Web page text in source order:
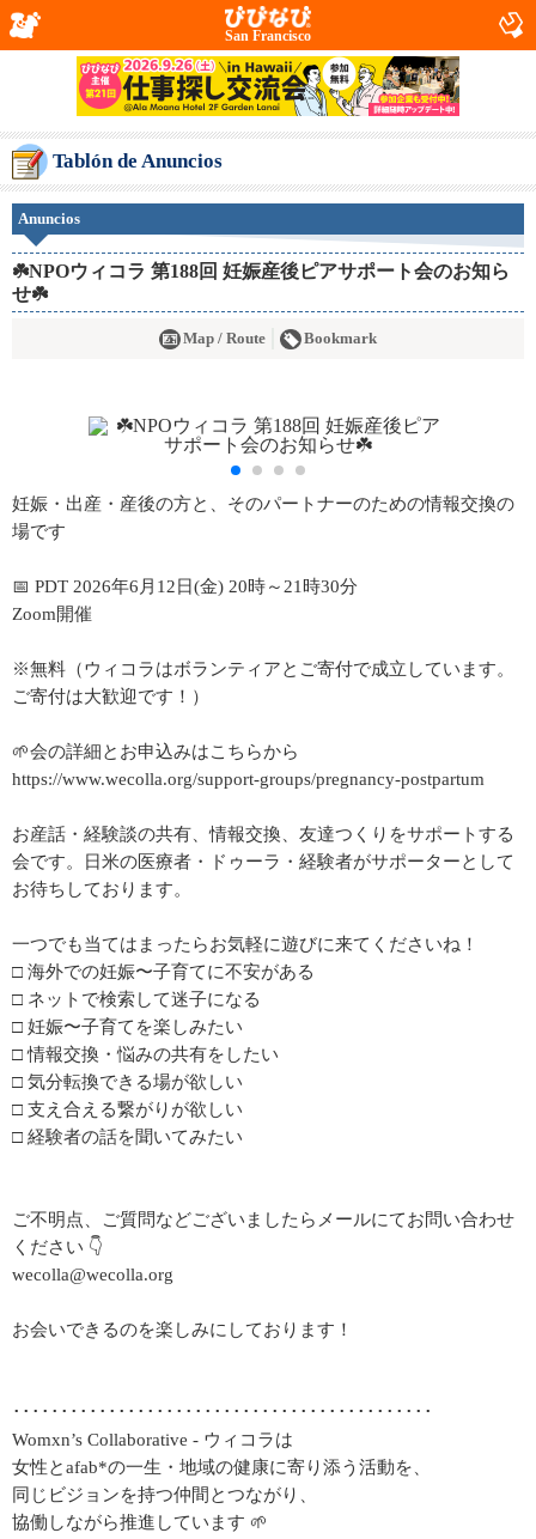
San Francisco
Tablón de Anuncios
Anuncios
☘️NPOウィコラ 第188回 妊娠産後ピアサポート会のお知ら
せ☘️
Map / Route Bookmark
妊娠・出産・産後の方と、そのパートナーのための情報交換の
場です
📅 PDT 2026年6月12日(金) 20時～21時30分
Zoom開催
※無料（ウィコラはボランティアとご寄付で成立しています。
ご寄付は大歓迎です！）
🌱会の詳細とお申込みはこちらから
https://www.wecolla.org/support-groups/pregnancy-postpartum
お産話・経験談の共有、情報交換、友達つくりをサポートする
会です。日米の医療者・ドゥーラ・経験者がサポーターとして
お待ちしております。
一つでも当てはまったらお気軽に遊びに来てくださいね！
□ 海外での妊娠〜子育てに不安がある
□ ネットで検索して迷子になる
□ 妊娠〜子育てを楽しみたい
□ 情報交換・悩みの共有をしたい
□ 気分転換できる場が欲しい
□ 支え合える繋がりが欲しい
□ 経験者の話を聞いてみたい
ご不明点、ご質問などございましたらメールにてお問い合わせ
ください 👇
wecolla@wecolla.org
お会いできるのを楽しみにしております！
････････････････････････････････････････････
Womxn’s Collaborative - ウィコラは
女性とafab*の一生・地域の健康に寄り添う活動を、
同じビジョンを持つ仲間とつながり、
協働しながら推進しています 🌱